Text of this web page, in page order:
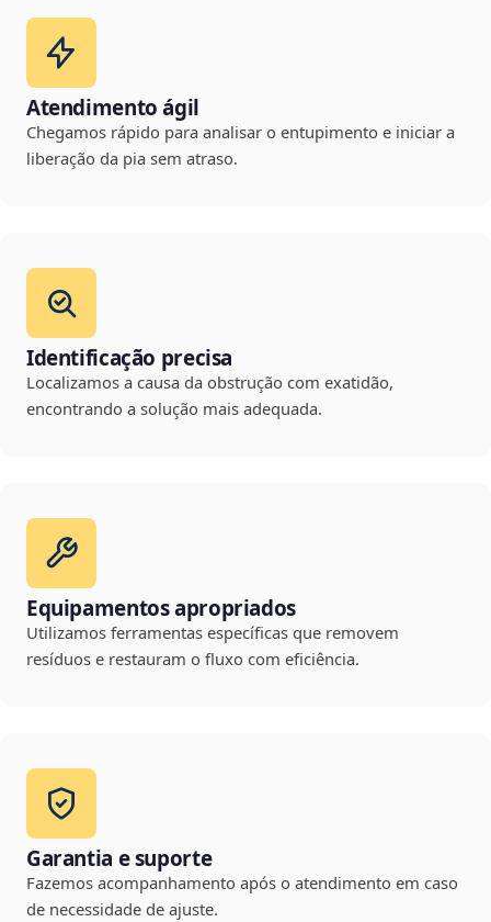
Atendimento ágil
Chegamos rápido para analisar o entupimento e iniciar a
liberação da pia sem atraso.
Identificação precisa
Localizamos a causa da obstrução com exatidão,
encontrando a solução mais adequada.
Equipamentos apropriados
Utilizamos ferramentas específicas que removem
resíduos e restauram o fluxo com eficiência.
Garantia e suporte
Fazemos acompanhamento após o atendimento em caso
de necessidade de ajuste.